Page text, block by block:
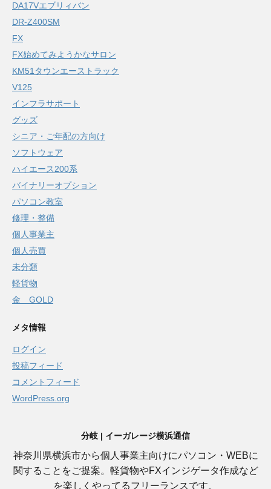
DA17Vエブリィバン
DR-Z400SM
FX
FX始めてみようかなサロン
KM51タウンエーストラック
V125
インフラサポート
グッズ
シニア・ご年配の方向け
ソフトウェア
ハイエース200系
バイナリーオプション
パソコン教室
修理・整備
個人事業主
個人売買
未分類
軽貨物
金 GOLD
メタ情報
ログイン
投稿フィード
コメントフィード
WordPress.org
分岐 | イーガレージ横浜通信
神奈川県横浜市から個人事業主向けにパソコン・WEBに
関することをご提案。軽貨物やFXインジゲータ作成など
を楽しくやってるフリーランスです。